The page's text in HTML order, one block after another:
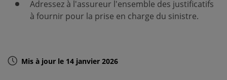
Adressez à l'assureur l'ensemble des justificatifs
à fournir pour la prise en charge du sinistre.
Mis à jour le 14 janvier 2026